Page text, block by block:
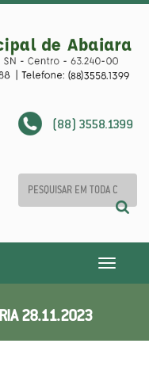
(88) 3558.1399
Toggle
28.11.2023